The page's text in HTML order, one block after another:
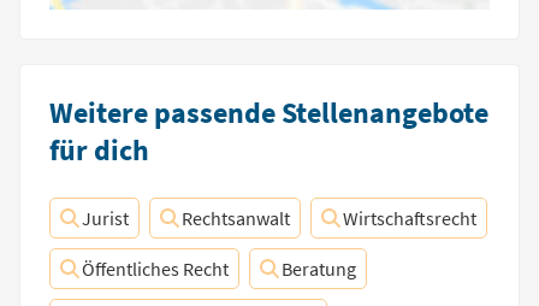
Weitere passende Stellenangebote
für dich
Jurist Rechtsanwalt Wirtschaftsrecht
Öffentliches Recht Beratung